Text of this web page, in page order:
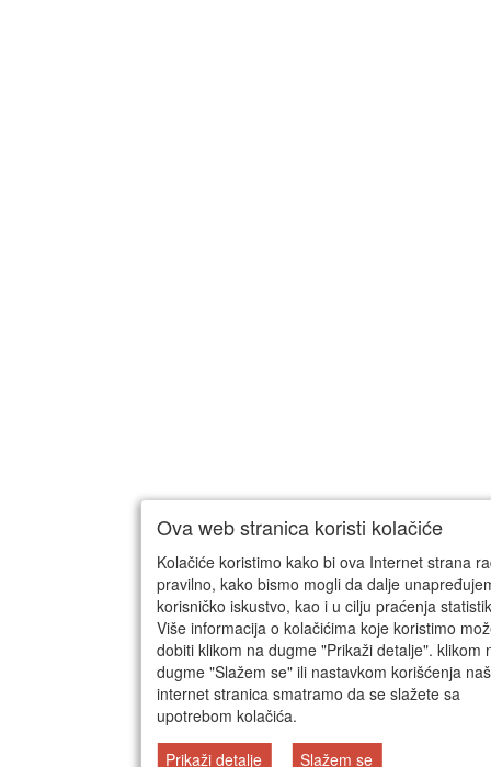
Ova web stranica koristi kolačiće
Kolačiće koristimo kako bi ova Internet strana
pravilno, kako bismo mogli da dalje
korisničko iskustvo, kao i u cilju praćenja
Više informacija o kolačićima koje koristimo
dobiti klikom na dugme "Prikaži detalje". klikom
dugme "Slažem se" ili nastavkom korišćenja
internet stranica smatramo da se slažete sa
upotrebom kolačića.
Prikaži detalje
Slažem se